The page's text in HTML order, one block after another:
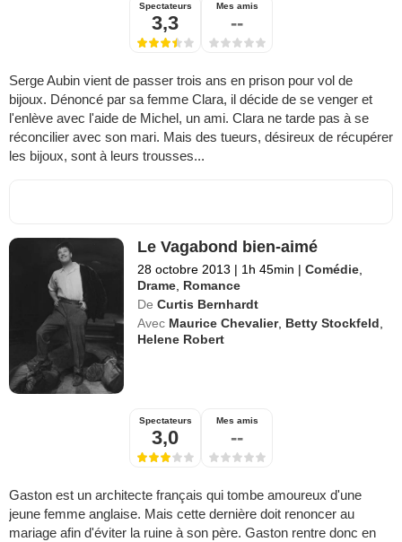
Spectateurs
3,3
Mes amis
--
Serge Aubin vient de passer trois ans en prison pour vol de
bijoux. Dénoncé par sa femme Clara, il décide de se venger et
l'enlève avec l'aide de Michel, un ami. Clara ne tarde pas à se
réconcilier avec son mari. Mais des tueurs, désireux de récupérer
les bijoux, sont à leurs trousses...
Le Vagabond bien-aimé
28 octobre 2013 | 1h 45min | Comédie,
Drame, Romance
De Curtis Bernhardt
Avec Maurice Chevalier, Betty Stockfeld,
Helene Robert
Spectateurs
3,0
Mes amis
--
Gaston est un architecte français qui tombe amoureux d'une
jeune femme anglaise. Mais cette dernière doit renoncer au
mariage afin d'éviter la ruine à son père. Gaston rentre donc en